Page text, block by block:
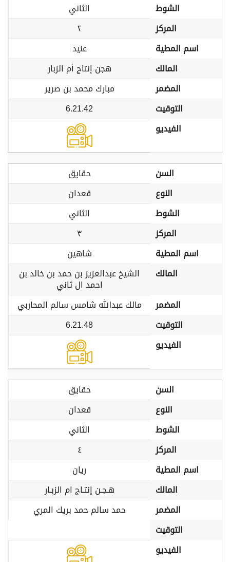
الشوط
الثاني
المركز
٢
اسم المطية
عنيد
المالك
هجن إنتاج أم الزبار
المضمر
مبارك محمد بن صرير
التوقيت
6.21.42
الفيديو
السن
حقايق
النوع
قعدان
الشوط
الثاني
المركز
٣
اسم المطية
شاهين
المالك
الشيخ عبدالعزيز بن حمد بن خالد بن
احمد ال ثاني
المضمر
مالك عبدالله شامس سالم المحاربي
التوقيت
6.21.48
الفيديو
السن
حقايق
النوع
قعدان
الشوط
الثاني
المركز
٤
اسم المطية
ريان
المالك
هـجـن إنتـاج ام الزبـار
المضمر
حمد سالم حمد بريك المري
التوقيت
الفيديو